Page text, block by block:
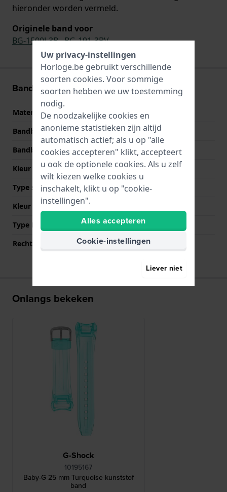
hieronder worden vermeld.
Originele band voor
BG-1500J-3B,BG-191-3BV
Band informatie
Materiaal Band
Kunststof
Bandbreedte
25 mm
Bandbreedte bij sluiting
18 mm
Kleur Band
Turquoise
Type sluiting
Gesp
Kleur sluiting
Type Bevestiging
Bandpennen
Rechte aanzet
Nee
Onlangs bekeken
G-Shock
10195167
Baby-G 25 mm Turquoise kunststof
band
Uw privacy-instellingen
Horloge.be gebruikt verschillende
soorten cookies. Voor sommige
soorten hebben we uw toestemming
nodig.
De noodzakelijke cookies en
anonieme statistieken zijn altijd
automatisch actief; als u op "alle
cookies accepteren" klikt, accepteert
u ook de optionele cookies. Als u zelf
wilt kiezen welke cookies u
inschakelt, klikt u op "cookie-
instellingen".
Alles accepteren
Cookie-instellingen
Liever niet